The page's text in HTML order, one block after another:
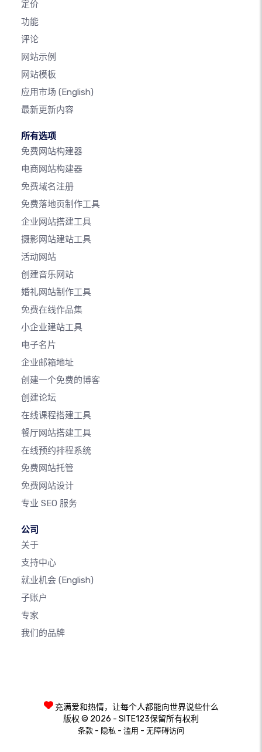
定价
功能
评论
网站示例
网站模板
应用市场 (English)
最新更新内容
所有选项
免费网站构建器
电商网站构建器
免费域名注册
免费落地页制作工具
企业网站搭建工具
摄影网站建站工具
活动网站
创建音乐网站
婚礼网站制作工具
免费在线作品集
小企业建站工具
电子名片
企业邮箱地址
创建一个免费的博客
创建论坛
在线课程搭建工具
餐厅网站搭建工具
在线预约排程系统
免费网站托管
免费网站设计
专业 SEO 服务
公司
关于
支持中心
就业机会 (English)
子账户
专家
我们的品牌
充满爱和热情，让每个人都能向世界说些什么
版权 © 2026 - SITE123保留所有权利
条款 - 隐私 - 滥用 - 无障碍访问